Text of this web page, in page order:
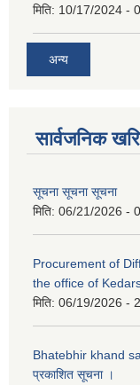
मिति: 10/17/2024 -
अन्य
सार्वजनिक
सूचना सूचना सूचना
मिति: 06/21/2026 -
Procurement of
the office of
मिति: 06/19/2026 -
Bhatebhir khand
प्रकाशित सूचना ।